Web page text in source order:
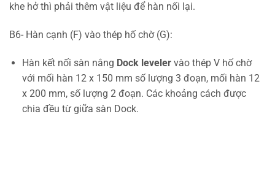
khe hở thì phải thêm vật liệu để hàn nối lại.
B6- Hàn cạnh (F) vào thép hố chờ (G):
Hàn kết nối sàn nâng Dock levelervào thép V hố chờ
với mối hàn 12 x 150 mm số lượng 3 đoạn, mối hàn 12
x 200 mm, số lượng 2 đoạn. Các khoảng cách được
chia đều từ giữa sàn Dock.